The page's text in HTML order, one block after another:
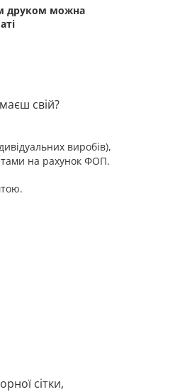
друком можна
свій?
виробів),
на рахунок ФОП.
сітки,